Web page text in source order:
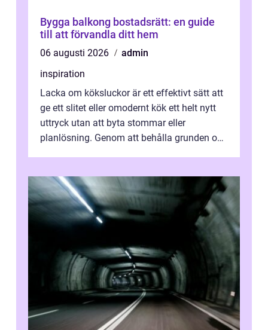
Bygga balkong bostadsrätt: en guide
till att förvandla ditt hem
06 augusti 2026
admin
inspiration
Lacka om köksluckor är ett effektivt sätt att
ge ett slitet eller omodernt kök ett helt nytt
uttryck utan att byta stommar eller
planlösning. Genom att behålla grunden och